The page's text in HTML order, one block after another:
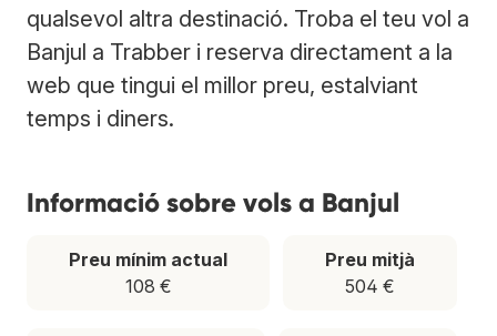
qualsevol altra destinació. Troba el teu vol a
Banjul a Trabber i reserva directament a la
web que tingui el millor preu, estalviant
temps i diners.
Informació sobre vols a Banjul
Preu mínim actual
108 €
Preu mitjà
504 €